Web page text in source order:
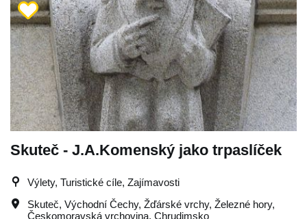
Skuteč - J.A.Komenský jako trpaslíček
Výlety, Turistické cíle, Zajímavosti
Skuteč, Východní Čechy, Žďárské vrchy, Železné hory,
Českomoravská vrchovina, Chrudimsko